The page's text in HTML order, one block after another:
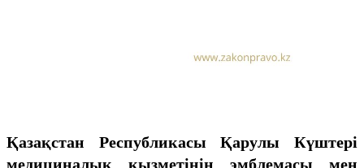
Қазақстан Республикасы Қарулы Күштері
медициналық қызметінің эмблемасы мен